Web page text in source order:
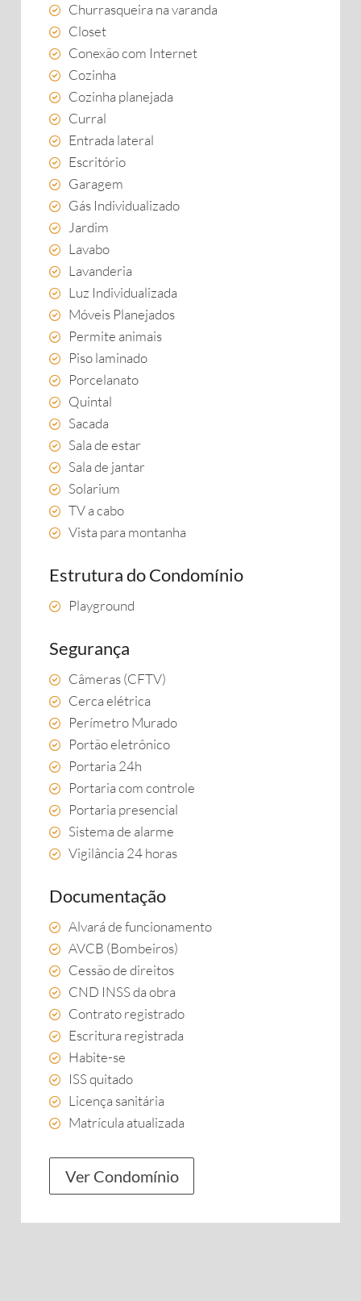
Churrasqueira na varanda
Closet
Conexão com Internet
Cozinha
Cozinha planejada
Curral
Entrada lateral
Escritório
Garagem
Gás Individualizado
Jardim
Lavabo
Lavanderia
Luz Individualizada
Móveis Planejados
Permite animais
Piso laminado
Porcelanato
Quintal
Sacada
Sala de estar
Sala de jantar
Solarium
TV a cabo
Vista para montanha
Estrutura do Condomínio
Playground
Segurança
Câmeras (CFTV)
Cerca elétrica
Perímetro Murado
Portão eletrônico
Portaria 24h
Portaria com controle
Portaria presencial
Sistema de alarme
Vigilância 24 horas
Documentação
Alvará de funcionamento
AVCB (Bombeiros)
Cessão de direitos
CND INSS da obra
Contrato registrado
Escritura registrada
Habite-se
ISS quitado
Licença sanitária
Matrícula atualizada
Ver Condomínio